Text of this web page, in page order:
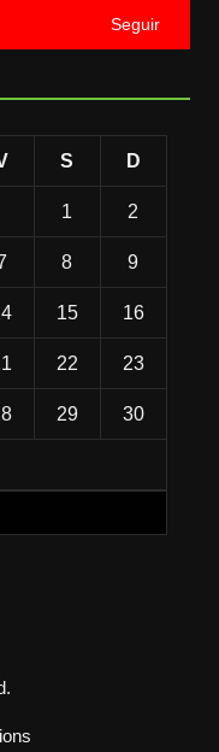
Seguir
S D
1 2
8 9
15 16
22 23
29 30